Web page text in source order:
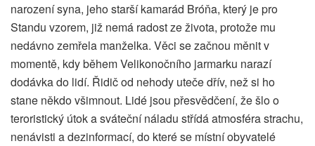
narození syna, jeho starší kamarád Bróňa, který je pro
Standu vzorem, již nemá radost ze života, protože mu
nedávno zemřela manželka. Věci se začnou měnit v
momentě, kdy během Velikonočního jarmarku narazí
dodávka do lidí. Řidič od nehody uteče dřív, než si ho
stane někdo všimnout. Lidé jsou přesvědčení, že šlo o
teroristický útok a sváteční náladu střídá atmosféra strachu,
nenávisti a dezinformací, do které se místní obyvatelé